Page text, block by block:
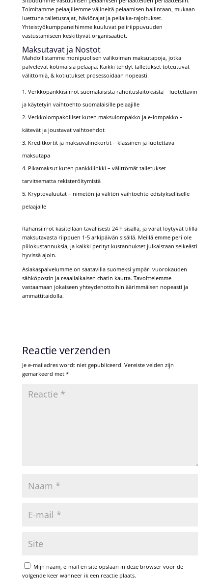
Toimitamme pelaajillemme välineitä pelaamisen hallintaan, mukaan
luettuna talletusrajat, häviörajat ja peliaika-rajoitukset.
Yhteistyökumppaneihimme kuuluvat peliriippuvuuden
vastustamiseen keskittyvät organisaatiot.
Maksutavat ja Nostot
Mahdollistamme monipuolisen valikoiman maksutapoja, jotka
palvelevat kotimaisia pelaajia. Kaikki tehdyt talletukset toteutuvat
välittömiä, & kotiutukset prosessoidaan nopeasti.
Verkkopankkisiirrot suomalaisista rahoituslaitoksista – luotettavin
ja käytetyin vaihtoehto suomalaisille pelaajille
Verkkolompakolliset kuten maksulompakko ja e-lompakko –
kätevät ja joustavat vaihtoehdot
Kreditkortit ja maksuvälinekortit – klassinen ja luotettava
maksutapa
Pikamaksut kuten pankkilinkki – välittömät talletukset
tarvitsematta rekisteröitymistä
Kryptovaluutat – nimetön ja välitön vaihtoehto edistykselliselle
pelaajalle
Rahansiirrot käsitellään tavallisesti 24 h sisällä, ja varat löytyvät tilillä
maksutavasta riippuen 1-5 arkipäivän sisällä. Meillä emme peri ole
piilokustannuksia, ja kaikki perityt kustannukset julkaistaan selkeästi
hyvissä ajoin.
Asiakaspalvelumme on saatavilla suomeksi ympäri vuorokauden
sähköpostin ja reaaliaikaisen chatin kautta. Tavoittelemme
vastaamaan jokaiseen yhteydenottoihin äärimmäisen nopeasti ja
ammattitaidolla.
Reactie verzenden
Je e-mailadres wordt niet gepubliceerd. Vereiste velden zijn
gemarkeerd met *
Mijn naam, e-mail en site opslaan in deze browser voor de
volgende keer wanneer ik een reactie plaats.